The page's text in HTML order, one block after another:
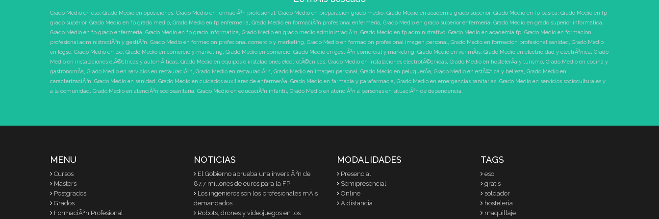
Grado Medio en eso, Grado Medio en oposiciones, Grado Medio en formaciÃ³n profesional, Grado Medio en preparacion grado medio, Grado Medio en academia grado superior, Grado Medio en fp basica, Grado Medio en fp
grado superior, Grado Medio en fp grado medio, Grado Medio en fp enfermeria, Grado Medio en formaciÃ³n profesional enfermeria, Grado Medio en grado superior enfermeria, Grado Medio en grado superior informatica,
Grado Medio en fp grado enfermeria, Grado Medio en fp grado informatica, Grado Medio en grado medio administraciÃ³n, Grado Medio en fp administrativo, Grado Medio en academia fp, Grado Medio en formacion
profesional administraciÃ³n y gestiÃ³n, Grado Medio en formacion profesional comercio y marketing, Grado Medio en formacion profesional imagen personal, Grado Medio en formacion profesional sanidad, Grado Medio
en logse, Grado Medio en loe, Grado Medio en comercio y marketing, Grado Medio en comercio, Grado Medio en gestiÃ³n comercial y marketing, Grado Medio en ver mÃ¡s, Grado Medio en electricidad y electrÃ³nica, Grado
Medio en instalaciones elÃ©ctricas y automÃ¡ticas, Grado Medio en equipos e instalaciones electrotÃ©cnicas, Grado Medio en instalaciones electrotÃ©cnicas, Grado Medio en hostelerÃ­a y turismo, Grado Medio en cocina y
gastronomÃ­a, Grado Medio en servicios en restauraciÃ³n, Grado Medio en restauraciÃ³n, Grado Medio en imagen personal, Grado Medio en peluquerÃ­a, Grado Medio en estÃ©tica y belleza, Grado Medio en
caracterizaciÃ³n, Grado Medio en sanidad, Grado Medio en cuidados auxiliares de enfermerÃ­a, Grado Medio en farmacia y parafarmacia, Grado Medio en emergencias sanitarias, Grado Medio en servicios socioculturales y
a la comunidad, Grado Medio en atenciÃ³n sociosanitaria, Grado Medio en educaciÃ³n infantil, Grado Medio en atenciÃ³n a personas en situaciÃ³n de dependencia,
MENU
Cursos
Masters
Postgrados
Grados
FormaciÃ³n Profesional
NOTICIAS
El Gobierno aprueba una inversiÃ³n de
87,7 millones de euros para la FP
Los ingenieros son los profesionales mÃ¡s
demandados
Robots, drones y videojuegos en los
MODALIDADES
Presencial
Semipresencial
Online
A distancia
TAGS
eso
gratis
soldador
hosteleria
maquillaje